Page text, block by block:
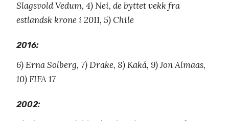
Slagsvold Vedum, 4) Nei, de byttet vekk fra
estlandsk krone i 2011, 5) Chile
2016:
6) Erna Solberg, 7) Drake, 8) Kaká, 9) Jon Almaas,
10) FIFA 17
2002: